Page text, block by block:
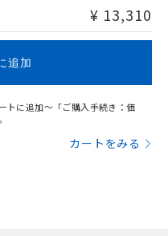
¥ 13,310
追加
トに追加～「ご購入手続き：価
カートをみる